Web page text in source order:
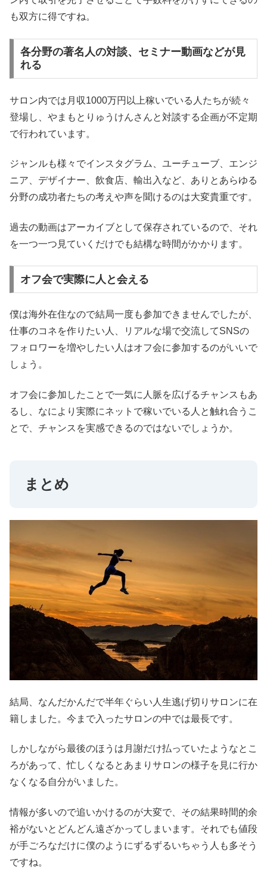
も双方に得ですね。
各分野の著名人の対談、セミナー動画などが見
れる
サロン内では月収1000万円以上稼いでいる人たちが続々
登場し、やまもとりゅうけんさんと対談する企画が不定期
で行われています。
ジャンルも様々でインスタグラム、ユーチューブ、エンジ
ニア、デザイナー、飲食店、輸出入など、ありとあらゆる
分野の成功者たちの考えや声を聞けるのは大変貴重です。
過去の動画はアーカイブとして保存されているので、それ
を一つ一つ見ていくだけでも結構な時間がかかります。
オフ会で実際に人と会える
僕は海外在住なので結局一度も参加できませんでしたが、
仕事のコネを作りたい人、リアルな場で交流してSNSの
フォロワーを増やしたい人はオフ会に参加するのがいいで
しょう。
オフ会に参加したことで一気に人脈を広げるチャンスもあ
るし、なにより実際にネットで稼いでいる人と触れ合うこ
とで、チャンスを実感できるのではないでしょうか。
まとめ
結局、なんだかんだで半年ぐらい人生逃げ切りサロンに在
籍しました。今まで入ったサロンの中では最長です。
しかしながら最後のほうは月謝だけ払っていたようなとこ
ろがあって、忙しくなるとあまりサロンの様子を見に行か
なくなる自分がいました。
情報が多いので追いかけるのが大変で、その結果時間的余
裕がないとどんどん遠ざかってしまいます。それでも値段
が手ごろなだけに僕のようにずるずるいちゃう人も多そう
ですね。